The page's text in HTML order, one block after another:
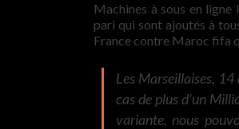
Machines à sous en
pari qui sont ajoutés à
France contre Maroc fifa
Les Marseillaises,
cas de plus d’un
variante, nous